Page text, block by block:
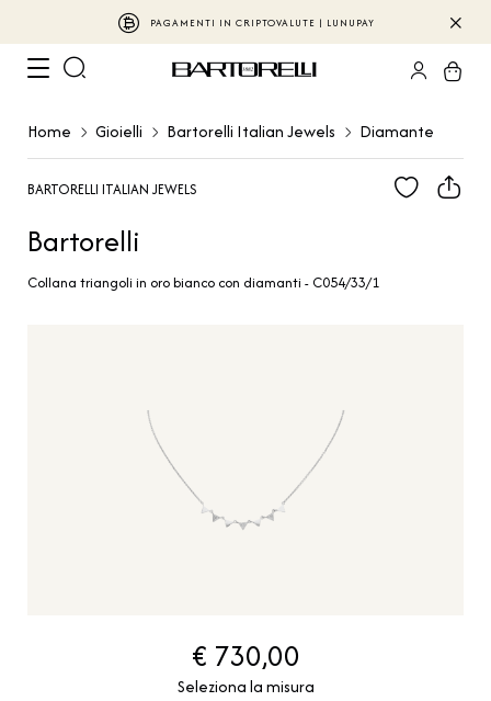
PAGAMENTI IN CRIPTOVALUTE | LUNUPAY
Home Gioielli Bartorelli Italian Jewels Diamante
BARTORELLI ITALIAN JEWELS
Bartorelli
Collana triangoli in oro bianco con diamanti - C054/33/1
€ 730,00
Seleziona la misura